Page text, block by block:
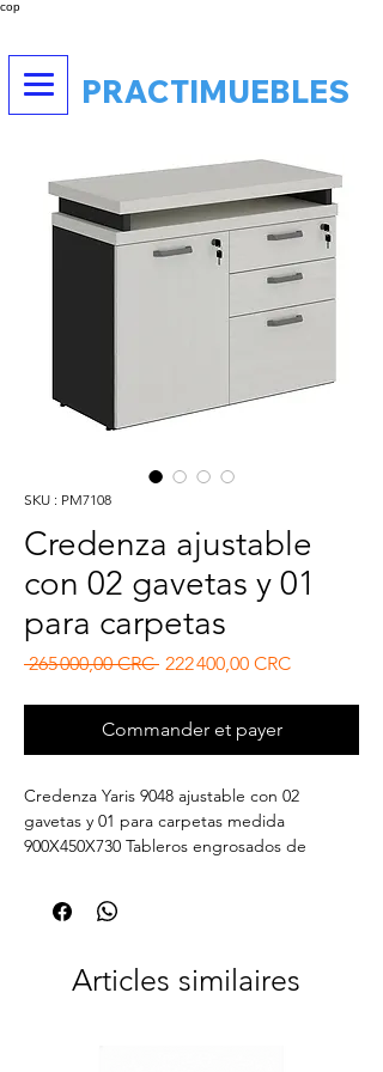
cop
PRACTIMUEBLES
SKU : PM7108
Credenza ajustable
con 02 gavetas y 01
para carpetas
265 000,00 CRC Prix original
222 400,00 CRCPrix
Commander et payer
Credenza Yaris 9048 ajustable con 02
gavetas y 01 para carpetas medida
900X450X730 Tableros engrosados ​​de
Articles similaires